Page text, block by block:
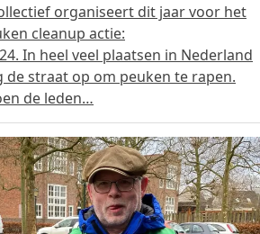
organiseert dit jaar voor het
cleanup actie:
In heel veel plaatsen in Nederland
de straat op om peuken te rapen.
de leden…